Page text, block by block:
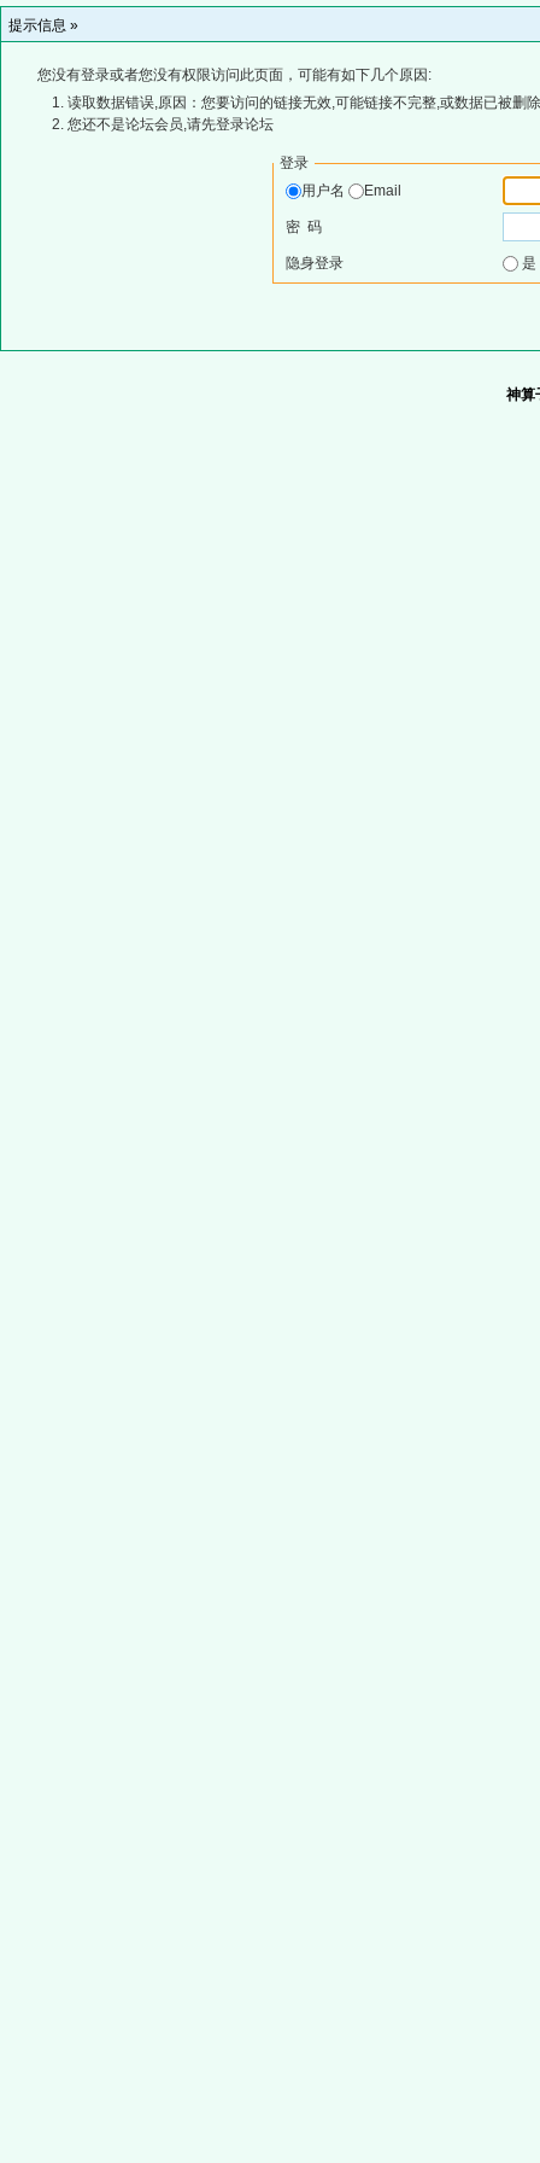
提示信息 »
您没有登录或者您没有权限访问此页面，可能有如下几个原因:
读取数据错误,原因：您要访问的链接无效,可能链接不完整,或数据已被删
您还不是论坛会员,请先登录论坛
登录
用户名
Email
密 码
隐身登录
神算